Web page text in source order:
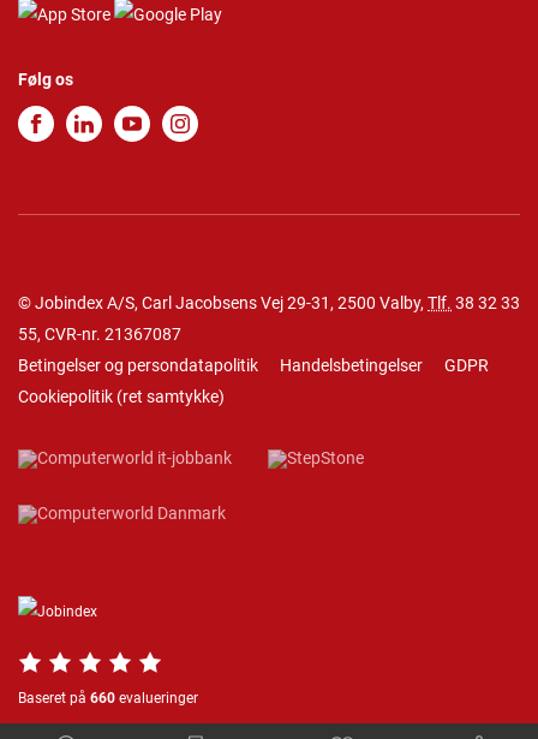
Følg os
© Jobindex A/S, Carl Jacobsens Vej 29-31, 2500 Valby, Tlf. 38 32 33
55, CVR-nr. 21367087
Betingelser og persondatapolitik
Handelsbetingelser
GDPR
Cookiepolitik (ret samtykke)
Baseret på 660 evalueringer